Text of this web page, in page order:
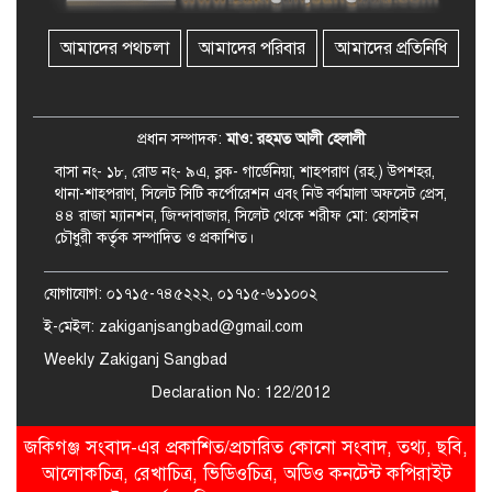
ইউএনও: সরেজমিনে অভিযোগের
সত্যতা মেলেনি
একজন গ্রেপ্তার
আমাদের পথচলা আমাদের পরিবার আমাদের প্রতিনিধি
প্রধান সম্পাদক:মাও: রহমত আলী হেলালী
বাসা নং- ১৮, রোড নং- ৯এ, ব্লক- গার্ডেনিয়া, শাহপরাণ (রহ.) উপশহর,
থানা-শাহপরাণ, সিলেট সিটি কর্পোরেশন এবং নিউ বর্ণমালা অফসেট প্রেস,
৪৪ রাজা ম্যানশন, জিন্দাবাজার, সিলেট থেকে শরীফ মো: হোসাইন
চৌধুরী কর্তৃক সম্পাদিত ও প্রকাশিত।
যোগাযোগ: ০১৭১৫-৭৪৫২২২, ০১৭১৫-৬১১০০২
ই-মেইল: zakiganjsangbad@gmail.com
Weekly Zakiganj Sangbad
Declaration No: 122/2012
জকিগঞ্জ সংবাদ-এর প্রকাশিত/প্রচারিত কোনো সংবাদ, তথ্য, ছবি,
আলোকচিত্র, রেখাচিত্র, ভিডিওচিত্র, অডিও কনটেন্ট কপিরাইট